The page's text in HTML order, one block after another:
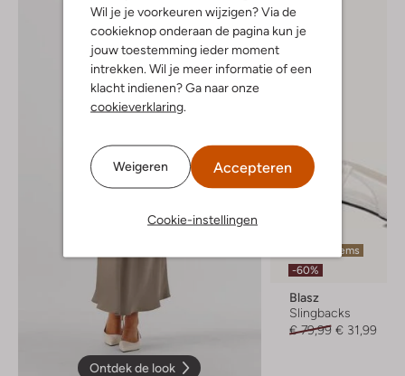
Wil je je voorkeuren wijzigen? Via de
cookieknop onderaan de pagina kun je
jouw toestemming ieder moment
intrekken. Wil je meer informatie of een
klacht indienen? Ga naar onze
cookieverklaring
Weigeren Accepteren
Cookie-instellingen
Ontdek de look
Laatste items
-60%
Blasz
Slingbacks
€ 79,99 € 31,99